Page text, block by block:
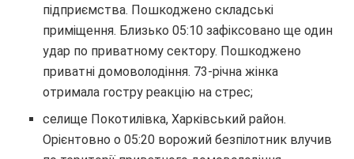
підприємства. Пошкоджено складські
приміщення. Близько 05:10 зафіксовано ще один
удар по приватному сектору. Пошкоджено
приватні домоволодіння. 73-річна жінка
отримала гостру реакцію на стрес;
селище Покотилівка, Харківський район.
Орієнтовно о 05:20 ворожий безпілотник влучив